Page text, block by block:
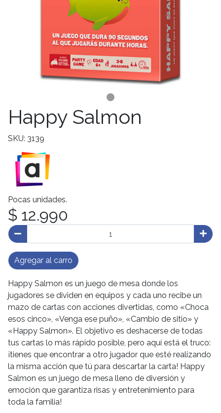
Happy Salmon
SKU: 3139
Pocas unidades.
$ 12.990
Agregar al carro
Happy Salmon es un juego de mesa donde los
jugadores se dividen en equipos y cada uno recibe un
mazo de cartas con acciones divertidas, como «Choca
esos cinco», «Venga ese puño», «Cambio de sitio» y
«Happy Salmon». El objetivo es deshacerse de todas
tus cartas lo más rápido posible, pero aquí está el truco:
¡tienes que encontrar a otro jugador que esté realizando
la misma acción que tú para descartar la carta! Happy
Salmon es un juego de mesa lleno de diversión y
emoción que garantiza risas y entretenimiento para
toda la familia!